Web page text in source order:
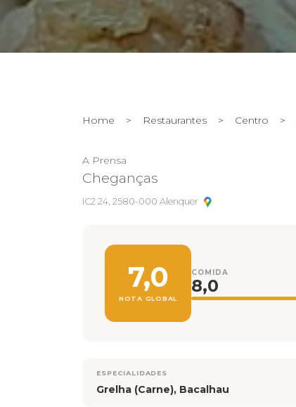
Home > Restaurantes > Centro >
A Prensa
Cheganças
IC2 24, 2580-000 Alenquer
7,0
NOTA GLOBAL
COMIDA
8,0
ESPECIALIDADES
Grelha (Carne), Bacalhau